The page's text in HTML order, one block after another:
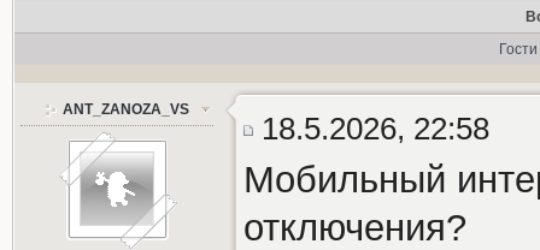
ANT_ZANOZA_VS
18.5.2026, 22:58
Мобильный
отключения?